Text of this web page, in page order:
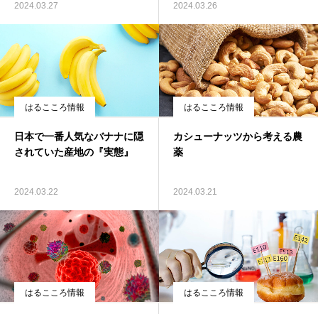
2024.03.27 2024.03.26
はるこころ情報
日本で一番人気なバナナに隠
されていた産地の『実態』
2024.03.22
はるこころ情報
カシューナッツから考える農
薬
2024.03.21
はるこころ情報 はるこころ情報